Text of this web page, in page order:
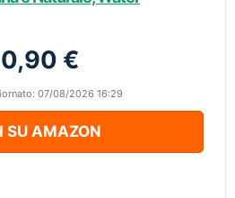
€
07/08/2026 16:29
SU AMAZON